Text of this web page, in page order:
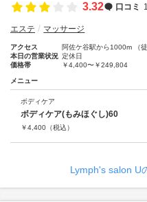
3.32 口コミ
エステ マッサージ
アクセス
阿佐ケ谷駅から1000m （徒
本日の営業状況 定休日
価格帯
￥4,400〜￥249,804
メニュー
ボディケア
ボディケア(もみほぐし)60
￥4,400 （税込）
Lymph's salon U